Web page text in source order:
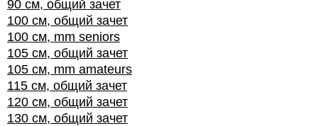
90 см, общий зачет
100 см, общий зачет
100 см, mm seniors
105 см, общий зачет
105 см, mm amateurs
115 см, общий зачет
120 см, общий зачет
130 см, общий зачет